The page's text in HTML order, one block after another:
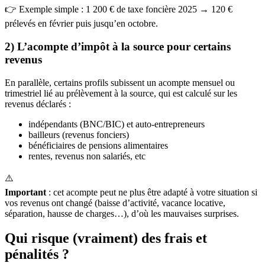
👉 Exemple simple : 1 200 € de taxe foncière 2025 → 120 €
prélevés en février puis jusqu’en octobre.
2) L’acompte d’impôt à la source pour certains
revenus
En parallèle, certains profils subissent un acompte mensuel ou
trimestriel lié au prélèvement à la source, qui est calculé sur les
revenus déclarés :
indépendants (BNC/BIC) et auto-entrepreneurs
bailleurs (revenus fonciers)
bénéficiaires de pensions alimentaires
rentes, revenus non salariés, etc
⚠️
Important : cet acompte peut ne plus être adapté à votre situation si
vos revenus ont changé (baisse d’activité, vacance locative,
séparation, hausse de charges…), d’où les mauvaises surprises.
Qui risque (vraiment) des frais et
pénalités ?